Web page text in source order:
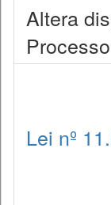
Altera
Lei nº